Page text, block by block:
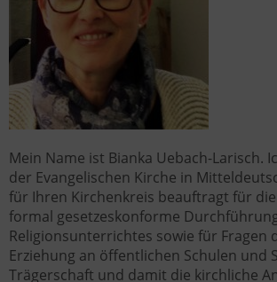
Mein Name ist Bianka Uebach-Larisch.
der Evangelischen Kirche in
für Ihren Kirchenkreis beauftragt für
formal gesetzeskonforme
Religionsunterrichtes sowie für Fragen
Erziehung an öffentlichen Schulen und
Trägerschaft und damit die kirchliche